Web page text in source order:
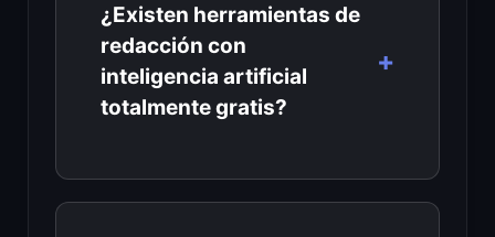
¿Existen herramientas de
redacción con
inteligencia artificial
totalmente gratis?